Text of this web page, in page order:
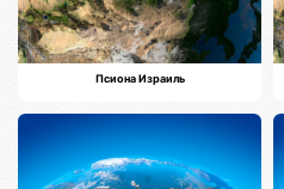
Псиона Израиль